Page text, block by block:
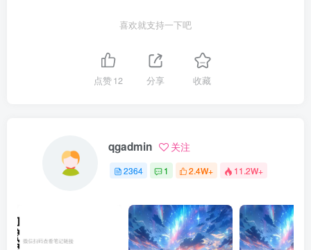
喜欢就支持一下吧
点赞12 分享 收藏
qgadmin 关注
2364 1 2.4W+ 11.2W+